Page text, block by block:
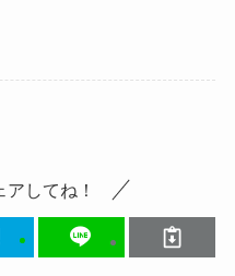
してね！